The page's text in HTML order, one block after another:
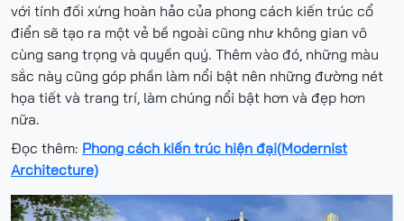
với tính đối xứng hoàn hảo của phong cách kiến trúc cổ
điển sẽ tạo ra một vẻ bề ngoài cũng như không gian vô
cùng sang trọng và quyền quý. Thêm vào đó, những màu
sắc này cũng góp phần làm nổi bật nên những đường nét
họa tiết và trang trí, làm chúng nổi bật hơn và đẹp hơn
nữa.
Đọc thêm: Phong cách kiến trúc hiện đại(Modernist
Architecture)